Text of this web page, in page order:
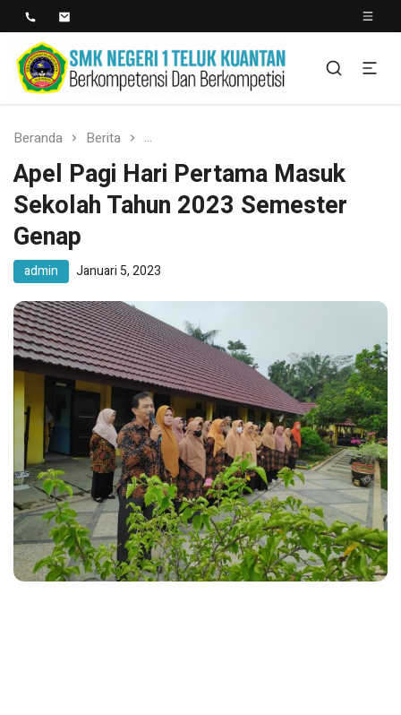
SMK NEGERI 1 TELUK
KUANTAN
Berkopetensi Dan Berkompetisi
Beranda Berita Apel Pagi Hari Pertama Masuk Sekolah
Apel Pagi Hari Pertama Masuk
Sekolah Tahun 2023 Semester
Genap
admin Januari 5, 2023